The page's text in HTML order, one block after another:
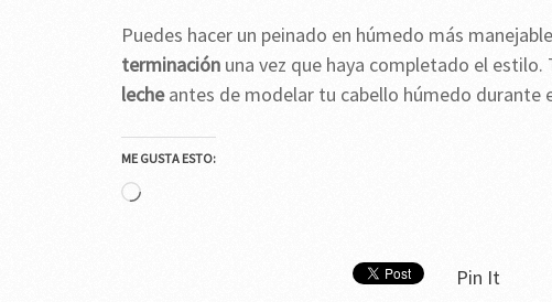
Puedes hacer un peinado en húmedo más
terminación una vez que haya completado el estilo.
lecheantes de modelar tu cabello húmedo durante
ME GUSTA ESTO:
Cargando...
Pin It